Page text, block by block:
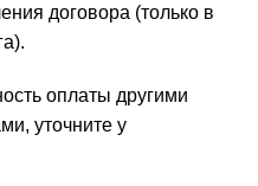
договора (только в
оплаты другими
уточните у